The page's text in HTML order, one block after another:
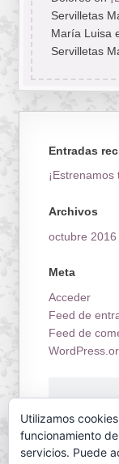
Servilletas
María Luisa
Servilletas
Entradas
Archivos
octubre 2016
Meta
Acceder
Feed de
Feed de
Utilizamos
funcionamiento
servicios. Puede